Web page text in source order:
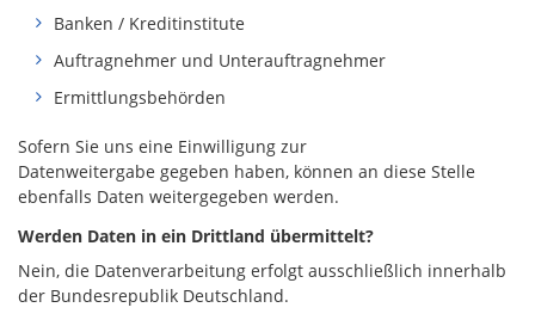
Banken / Kreditinstitute
Auftragnehmer und Unterauftragnehmer
Ermittlungsbehörden
Sofern Sie uns eine Einwilligung zur
Datenweitergabe gegeben haben, können an diese Stelle
ebenfalls Daten weitergegeben werden.
Werden Daten in ein Drittland übermittelt?
Nein, die Datenverarbeitung erfolgt ausschließlich innerhalb
der Bundesrepublik Deutschland.